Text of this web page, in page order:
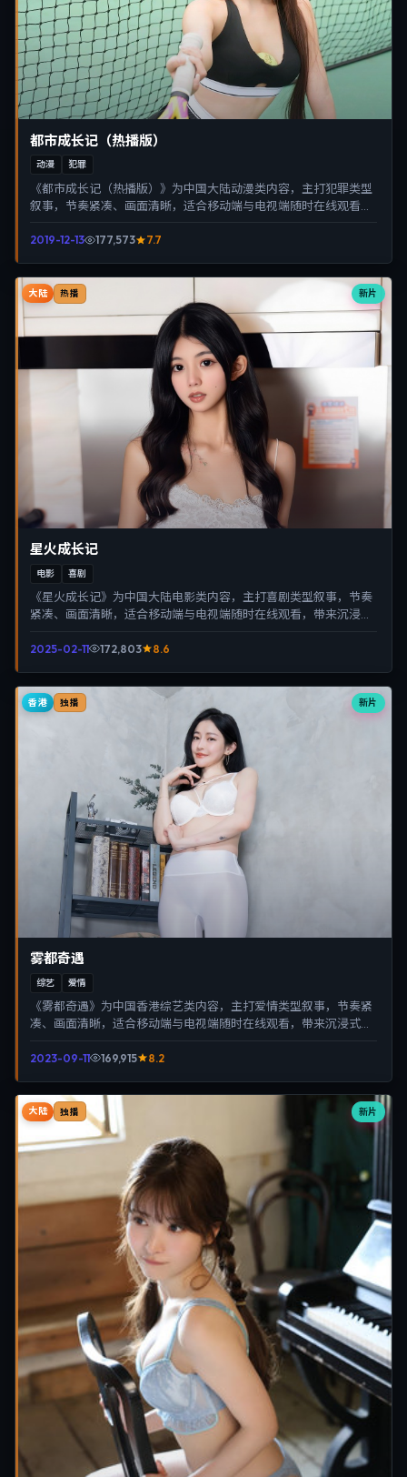
都市成长记（热播版）
动漫 犯罪
《都市成长记（热播版）》为中国大陆动漫类内容，主打犯罪类型
叙事，节奏紧凑、画面清晰，适合移动端与电视端随时在线观看，
2019-12-13 177,573 7.7
新片
大陆 热播
星火成长记
电影 喜剧
《星火成长记》为中国大陆电影类内容，主打喜剧类型叙事，节奏
紧凑、画面清晰，适合移动端与电视端随时在线观看，带来沉浸式
2025-02-11 172,803 8.6
新片
香港 独播
雾都奇遇
综艺 爱情
《雾都奇遇》为中国香港综艺类内容，主打爱情类型叙事，节奏紧
凑、画面清晰，适合移动端与电视端随时在线观看，带来沉浸式视
2023-09-11 169,915 8.2
新片
大陆 独播